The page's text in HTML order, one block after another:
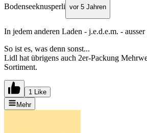
Bodenseeknusperli vor 5 Jahren
In jedem anderen Laden - j.e.d.e.m. -
So ist es, was denn sonst...
Lidl hat übrigens auch 2er-Packung
Sortiment.
1 Like
Mehr